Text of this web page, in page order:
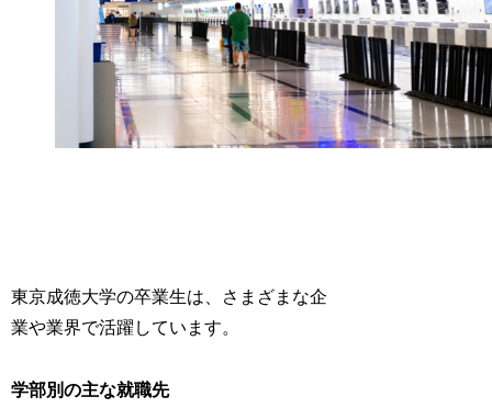
東京成徳大学の卒業生は、さまざまな企
業や業界で活躍しています。
学部別の主な就職先